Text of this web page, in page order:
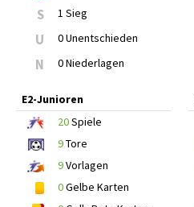
S 1 Sieg
U 0 Unentschieden
N 0 Niederlagen
E2-Junioren
20Spiele
9Tore
9Vorlagen
0Gelbe Karten